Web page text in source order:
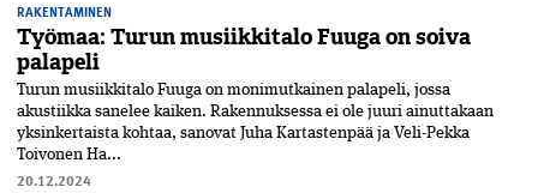
RAKENTAMINEN
Työmaa: Turun musiikkitalo Fuuga on soiva
palapeli
Turun musiikkitalo Fuuga on moni­mutkainen palapeli, jossa
akustiikka sanelee kaiken. Rakennuksessa ei ole juuri ainuttakaan
yksin­kertaista kohtaa, sanovat Juha Kartastenpää ja Veli-Pekka
Toivonen Ha...
20.12.2024